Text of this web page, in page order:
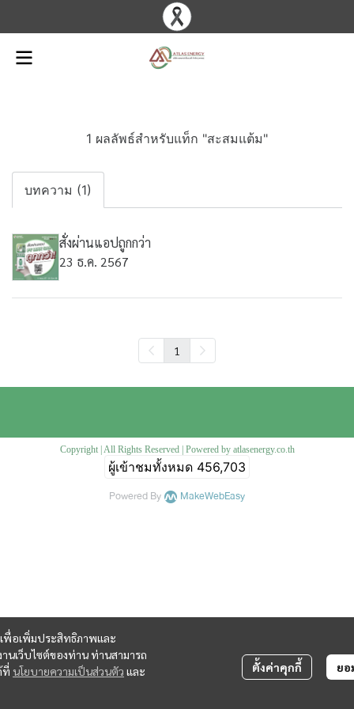
1 ผลลัพธ์สำหรับแท็ก "สะสมแต้ม"
บทความ (1)
สั่งผ่านแอปถูกกว่า
23 ธ.ค. 2567
1
พื่อเพิ่มประสิทธิภาพและ
นเว็บไซต์ของท่าน ท่านสามารถ
ที่ นโยบายความเป็นส่วนตัว และ ตั้งค่าคุกกี้ ยอ
Copyright | All Rights Reserved | Powered by atlasenergy.co.th
ผู้เข้าชมทั้งหมด 456,703
Powered By MakeWebEasy